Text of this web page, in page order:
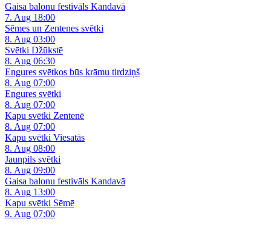
Gaisa balonu festivāls Kandavā
7. Aug 18:00
Sēmes un Zentenes svētki
8. Aug 03:00
Svētki Džūkstē
8. Aug 06:30
Engures svētkos būs krāmu tirdziņš
8. Aug 07:00
Engures svētki
8. Aug 07:00
Kapu svētki Zentenē
8. Aug 07:00
Kapu svētki Viesatās
8. Aug 08:00
Jaunpils svētki
8. Aug 09:00
Gaisa balonu festivāls Kandavā
8. Aug 13:00
Kapu svētki Sēmē
9. Aug 07:00